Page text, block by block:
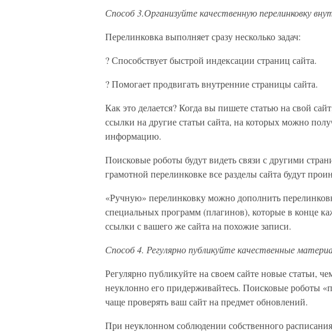
Способ 3.Организуйте качественную перелинковку
Перелинковка выполняет сразу несколько задач:
? Способствует быстрой индексации страниц сайта.
? Помогает продвигать внутренние страницы сайта.
Как это делается? Когда вы пишете статью на свой
ссылки на другие статьи сайта, на которых можно
информацию.
Поисковые роботы будут видеть связи с другими
грамотной перелинковке все разделы сайта будут
«Ручную» перелинковку можно дополнить
специальных программ (плагинов), которые в конце
ссылки с вашего же сайта на похожие записи.
Способ 4. Регулярно публикуйте качественные
Регулярно публикуйте на своем сайте новые статьи,
неуклонно его придерживайтесь. Поисковые роботы
чаще проверять ваш сайт на предмет обновлений.
При неуклонном соблюдении собственного расписания